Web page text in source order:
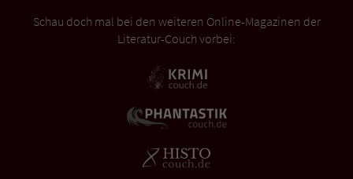
Schau doch mal bei den weiteren Online-Magazinen der
Literatur-Couch vorbei: